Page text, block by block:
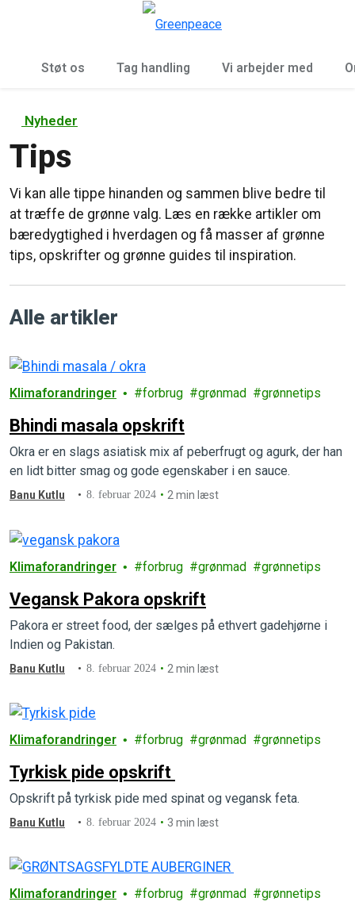
Støt os Tag handling Vi arbejder med
Nyheder
Tips
Vi kan alle tippe hinanden og sammen blive bedre til
at træffe de grønne valg. Læs en række artikler om
bæredygtighed i hverdagen og få masser af grønne
tips, opskrifter og grønne guides til inspiration.
Alle artikler
Klimaforandringer forbrug grønmad grønnetips
Bhindi masala opskrift
Okra er en slags asiatisk mix af peberfrugt og agurk, der han
en lidt bitter smag og gode egenskaber i en sauce.
Banu Kutlu 8. februar 2024 2 min læst
Klimaforandringer forbrug grønmad grønnetips
Vegansk Pakora opskrift
Pakora er street food, der sælges på ethvert gadehjørne i
Indien og Pakistan.
Banu Kutlu 8. februar 2024 2 min læst
Klimaforandringer forbrug grønmad grønnetips
Tyrkisk pide opskrift
Opskrift på tyrkisk pide med spinat og vegansk feta.
Banu Kutlu 8. februar 2024 3 min læst
Klimaforandringer forbrug grønmad grønnetips